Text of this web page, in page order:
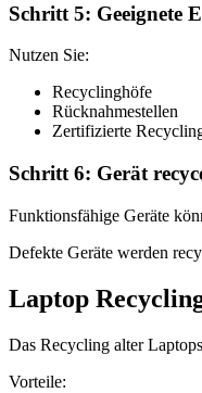
Schritt 5: Geeignete
Nutzen Sie:
Recyclinghöfe
Rücknahmestellen
Zertifizierte
Schritt 6: Gerät
Funktionsfähige Geräte
Defekte Geräte werden
Laptop
Das Recycling alter
Vorteile: